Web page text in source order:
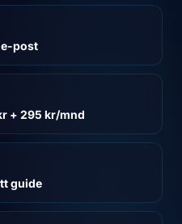
post
+ 295 kr/mnd
guide